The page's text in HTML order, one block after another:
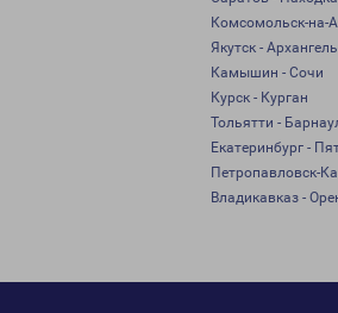
Комсомольск-на-
Якутск -
Камышин - Сочи
Курск - Курган
Тольятти -
Екатеринбург -
Петропавловск-
Владикавказ -